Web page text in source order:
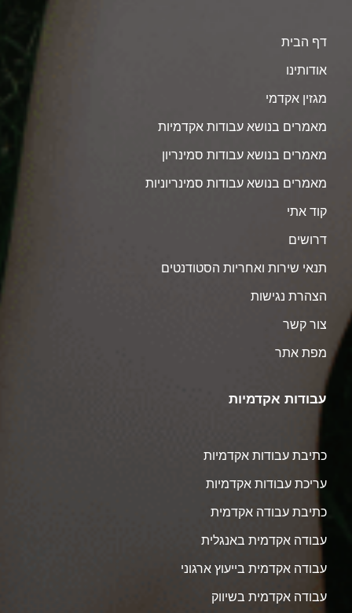
דף הבית
אודותינו
מגזין אקדמי
מאמרים בנושא עבודות אקדמיות
מאמרים בנושא עבודות סמינריון
מאמרים בנושא עבודות סמינריוניות
קוד אתי
דרושים
תנאי שירות ואחריות הסטודנטים
הצהרת נגישות
צור קשר
מפת אתר
עבודות אקדמיות
כתיבת עבודות אקדמיות
עריכת עבודות אקדמיות
כתיבת עבודה אקדמית
עבודה אקדמית באנגלית
עבודה אקדמית בייעוץ ארגוני
עבודה אקדמית בשיווק